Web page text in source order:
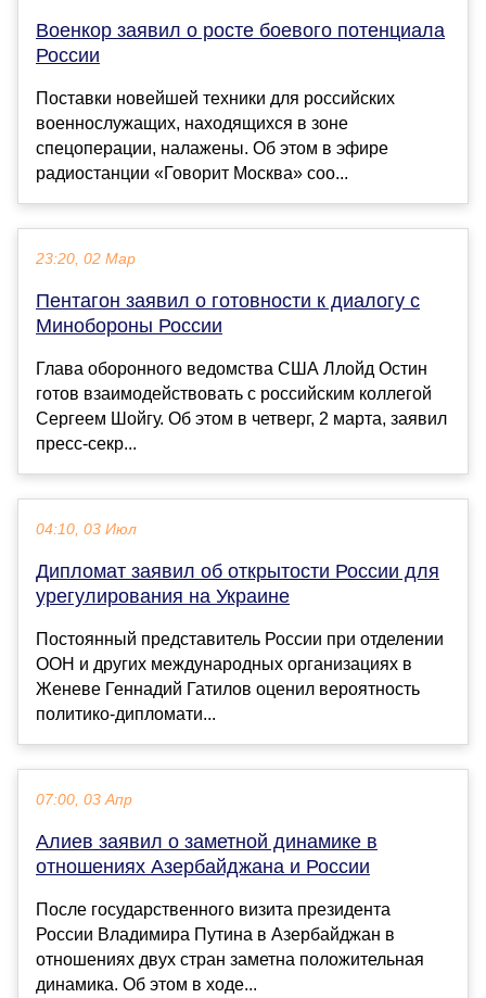
Военкор заявил о росте боевого потенциала
России
Поставки новейшей техники для российских
военнослужащих, находящихся в зоне
спецоперации, налажены. Об этом в эфире
радиостанции «Говорит Москва» соо...
23:20, 02 Мар
Пентагон заявил о готовности к диалогу с
Минобороны России
Глава оборонного ведомства США Ллойд Остин
готов взаимодействовать с российским коллегой
Сергеем Шойгу. Об этом в четверг, 2 марта, заявил
пресс-секр...
04:10, 03 Июл
Дипломат заявил об открытости России для
урегулирования на Украине
Постоянный представитель России при отделении
ООН и других международных организациях в
Женеве Геннадий Гатилов оценил вероятность
политико-дипломати...
07:00, 03 Апр
Алиев заявил о заметной динамике в
отношениях Азербайджана и России
После государственного визита президента
России Владимира Путина в Азербайджан в
отношениях двух стран заметна положительная
динамика. Об этом в ходе...